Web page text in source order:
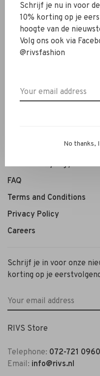
Jewelry
Accessoires
SALE
Exchanges & retour
Personal Styling /
FAQ
Terms and Conditions
Privacy Policy
Careers
Schrijf je in voor onze
korting op je
RIVS Store
Telephone: 072-721 0960
Email: info@rivs.nl
Schrijf je nu in voor
10% korting op je
hoogte van de
Volg ons ook via
@rivsfashion
No thanks,